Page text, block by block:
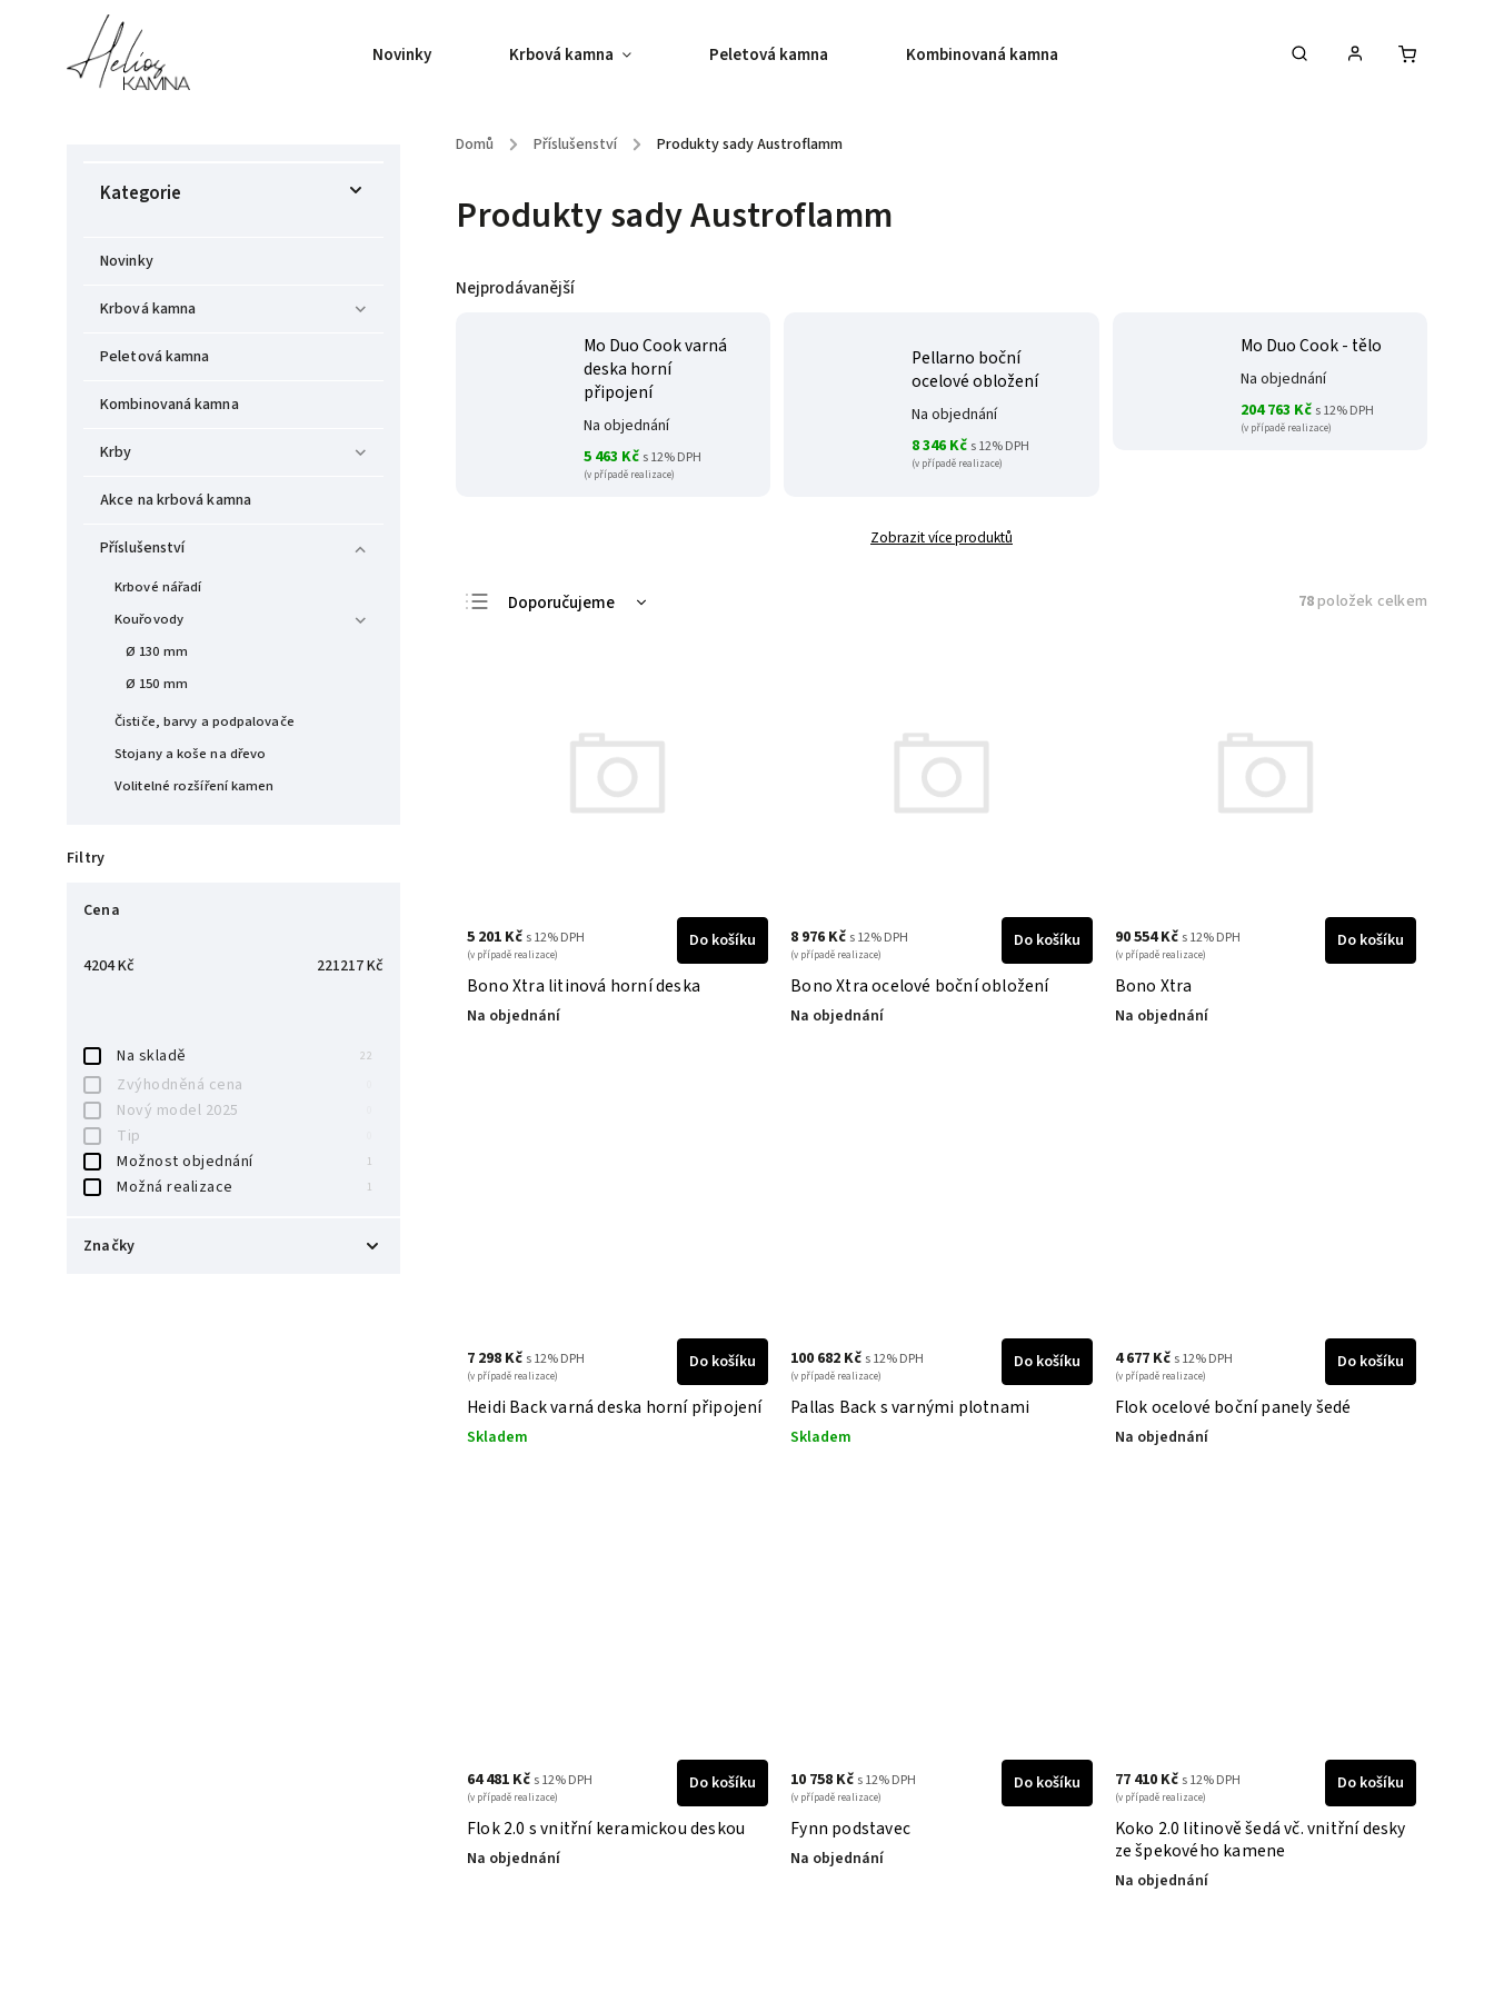
Novinky Krbová kamna Peletová kamna Kombinovaná kamna Akce na krbová kamna
Domů / Příslušenství / Produkty sady Austroflamm
Kategorie
Novinky
Krbová kamna
Peletová kamna
Kombinovaná kamna
Krby
Akce na krbová kamna
Příslušenství
Krbové nářadí
Kouřovody
Ø 130 mm
Ø 150 mm
Čističe, barvy a podpalovače
Stojany a koše na dřevo
Volitelné rozšíření kamen
Filtry
Cena
4204Kč 221217Kč
Na skladě 22
Zvýhodněná cena
Nový model 2025
Tip
Možnost objednání 1
Možná realizace 1
Značky
Produkty sady Austroflamm
Nejprodávanější
Mo Duo Cook varná
deska horní
připojení
Na objednání
5 463 Kč s 12% DPH
(v případě realizace)
Pellarno boční
ocelové obložení
Na objednání
8 346 Kč s 12% DPH
(v případě realizace)
Mo Duo Cook - tělo
Na objednání
204 763 Kč s 12% DPH
(v případě realizace)
Zobrazit více produktů
Doporučujeme
Abecedně
78položek celkem
Bono Xtra litinová horní deska
Na objednání
5 201 Kč s 12% DPH
(v případě realizace)
Do košíku
Bono Xtra ocelové boční obložení
Na objednání
8 976 Kč s 12% DPH
(v případě realizace)
Do košíku
Bono Xtra
Na objednání
90 554 Kč s 12% DPH
(v případě realizace)
Do košíku
Heidi Back varná deska horní připojení
Skladem
7 298 Kč s 12% DPH
(v případě realizace)
Do košíku
Pallas Back s varnými plotnami
Skladem
100 682 Kč s 12% DPH
(v případě realizace)
Do košíku
Flok ocelové boční panely šedé
Na objednání
4 677 Kč s 12% DPH
(v případě realizace)
Do košíku
Flok 2.0 s vnitřní keramickou deskou
Na objednání
64 481 Kč s 12% DPH
(v případě realizace)
Do košíku
Fynn podstavec
Na objednání
10 758 Kč s 12% DPH
(v případě realizace)
Do košíku
Koko 2.0 litinově šedá vč. vnitřní desky
ze špekového kamene
Na objednání
77 410 Kč s 12% DPH
(v případě realizace)
Do košíku